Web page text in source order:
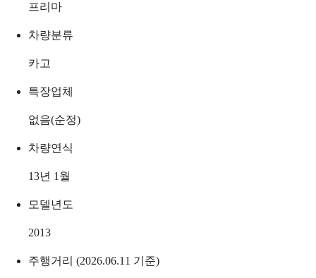
프리마
차량분류
카고
특장업체
없음(순정)
차량연식
13년 1월
모델년도
2013
주행거리 (2026.06.11 기준)